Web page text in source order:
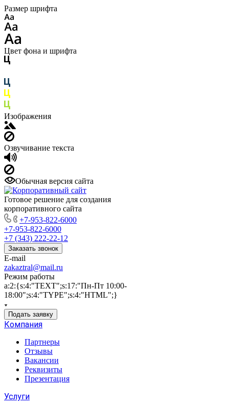
Размер шрифта
Цвет фона и шрифта
Изображения
Озвучивание текста
Обычная версия сайта
Готовое решение для создания
корпоративного сайта
+7-953-822-6000
+7-953-822-6000
+7 (343) 222-22-12
Заказать звонок
E-mail
zakaztral@mail.ru
Режим работы
a:2:{s:4:"TEXT";s:17:"Пн-Пт 10:00-
18:00";s:4:"TYPE";s:4:"HTML";}
Подать заявку
Компания
Партнеры
Отзывы
Вакансии
Реквизиты
Презентация
Услуги